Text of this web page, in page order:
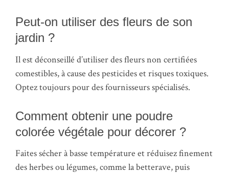
Peut-on utiliser des fleurs de son
jardin ?
Il est déconseillé d’utiliser des fleurs non certifiées
comestibles, à cause des pesticides et risques toxiques.
Optez toujours pour des fournisseurs spécialisés.
Comment obtenir une poudre
colorée végétale pour décorer ?
Faites sécher à basse température et réduisez finement
des herbes ou légumes, comme la betterave, puis